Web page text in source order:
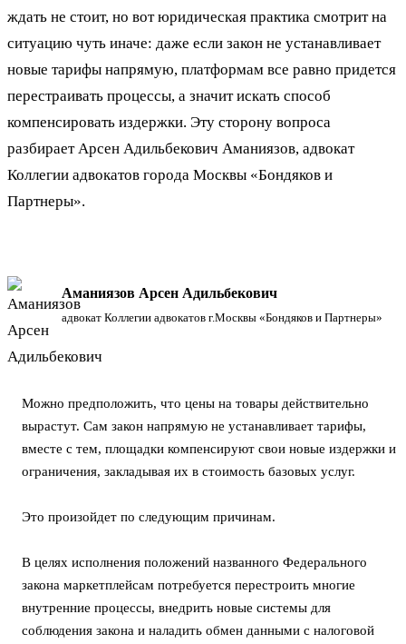
ждать не стоит, но вот юридическая практика смотрит на
ситуацию чуть иначе: даже если закон не устанавливает
новые тарифы напрямую, платформам все равно придется
перестраивать процессы, а значит искать способ
компенсировать издержки. Эту сторону вопроса
разбирает Арсен Адильбекович Аманиязов, адвокат
Коллегии адвокатов города Москвы «Бондяков и
Партнеры».
Аманиязов Арсен Адильбекович
адвокат Коллегии адвокатов г.Москвы «Бондяков и Партнеры»
Можно предположить, что цены на товары действительно
вырастут. Сам закон напрямую не устанавливает тарифы,
вместе с тем, площадки компенсируют свои новые издержки и
ограничения, закладывая их в стоимость базовых услуг.
Это произойдет по следующим причинам.
В целях исполнения положений названного Федерального
закона маркетплейсам потребуется перестроить многие
внутренние процессы, внедрить новые системы для
соблюдения закона и наладить обмен данными с налоговой